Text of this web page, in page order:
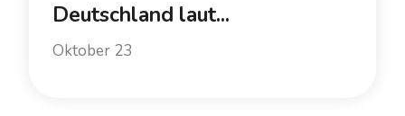
Deutschland laut...
Oktober 23